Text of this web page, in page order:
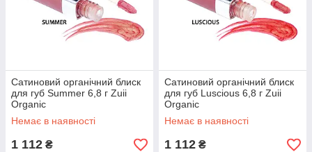
Сатиновий органічний блиск
для губ Summer 6,8 г Zuii
Organic
Немає в наявності
1 112 ₴
Сатиновий органічний блиск
для губ Luscious 6,8 г Zuii
Organic
Немає в наявності
1 112 ₴